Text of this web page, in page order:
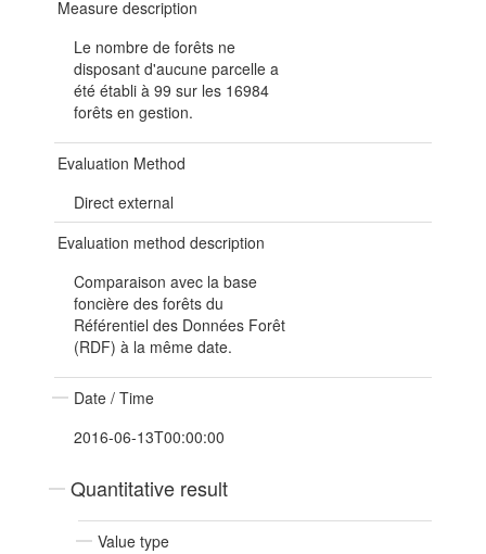
Measure description
Le nombre de forêts ne
disposant d'aucune parcelle a
été établi à 99 sur les 16984
forêts en gestion.
Evaluation Method
Direct external
Evaluation method description
Comparaison avec la base
foncière des forêts du
Référentiel des Données Forêt
(RDF) à la même date.
Date / Time
2016-06-13T00:00:00
Quantitative result
Value type